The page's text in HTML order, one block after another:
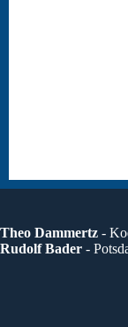
Theo Dammertz -
Rudolf Bader -